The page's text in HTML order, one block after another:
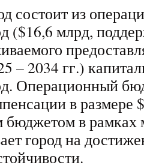
состоит из
($16,6 млрд,
– 2034 гг.)
Операционный
в размере
в рамках
город на